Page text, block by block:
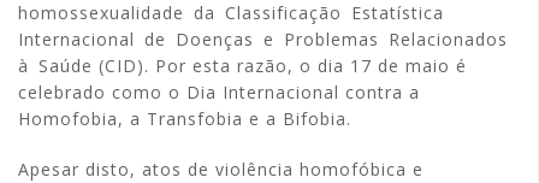
homossexualidade da Classificação Estatística
Internacional de Doenças e Problemas Relacionados
à Saúde (CID). Por esta razão, o dia 17 de maio é
celebrado como o Dia Internacional contra a
Homofobia, a Transfobia e a Bifobia.
Apesar disto, atos de violência homofóbica e